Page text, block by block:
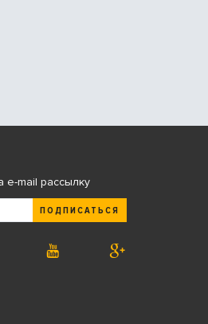
e-mail рассылку
ПОДПИСАТЬСЯ